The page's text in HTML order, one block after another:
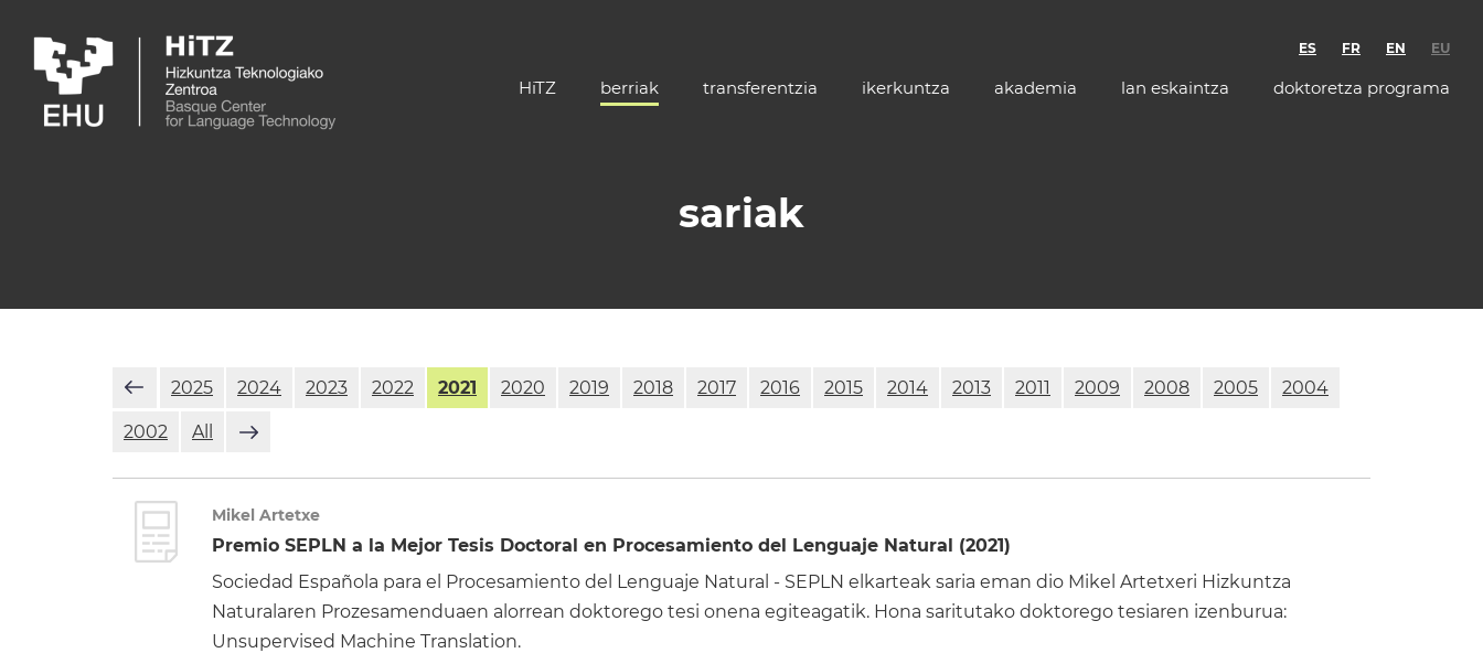
ES FR EN EU
HiTZ berriak transferentzia ikerkuntza akademia lan eskaintza doktoretza programa
sariak
2025 2024 2023 2022 2021 2020 2019 2018 2017 2016 2015 2014 2013 2011 2009 2008 2005 2004
2002 All
Mikel Artetxe
Premio SEPLN a la Mejor Tesis Doctoral en Procesamiento del Lenguaje Natural (2021)
Sociedad Española para el Procesamiento del Lenguaje Natural - SEPLN elkarteak saria eman dio Mikel Artetxeri Hizkuntza
Naturalaren Prozesamenduaen alorrean doktorego tesi onena egiteagatik. Hona saritutako doktorego tesiaren izenburua:
Unsupervised Machine Translation.